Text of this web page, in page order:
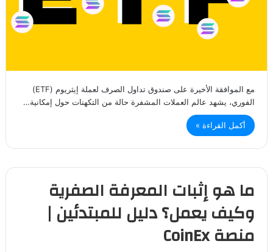
مع الموافقة الأخيرة على صندوق تداول الصرف لعملة إيثريوم (ETF)
الفوري، يشهد عالم العملات المشفرة حالة من التكهنات حول إمكانية…
أكمل القراءة »
ما هو إثبات المعرفة الصفرية
وكيف يعمل؟ دليل للمبتدئين |
منصة CoinEx